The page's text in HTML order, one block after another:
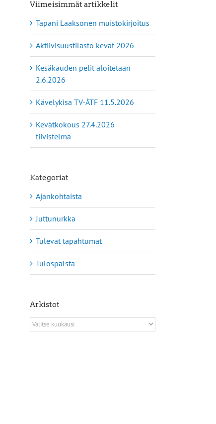
Viimeisimmät artikkelit
Tapani Laaksonen muistokirjoitus
Aktiivisuustilasto kevät 2026
Kesäkauden pelit aloitetaan
2.6.2026
Kävelykisa TV-ÅTF 11.5.2026
Kevätkokous 27.4.2026
tiivistelmä
Kategoriat
Ajankohtaista
Juttunurkka
Tulevat tapahtumat
Tulospalsta
Arkistot
Arkistot